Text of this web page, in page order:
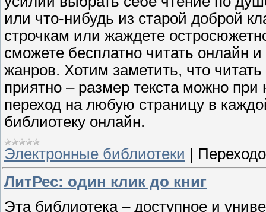
или что-нибудь из старой доброй
строчкам или жаждете
сможете бесплатно читать онлайн
жанров. Хотим заметить, что
приятно – размер текста можно
переход на любую страницу в
библиотеку онлайн.
Электронные библиотеки |
ЛитРес: один клик до книг
Эта библиотека – доступное и